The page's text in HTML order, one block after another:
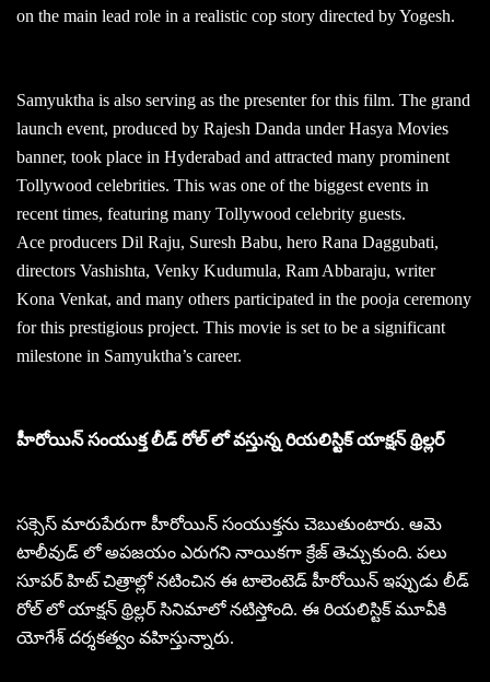
on the main lead role in a realistic cop story directed by Yogesh.
Samyuktha is also serving as the presenter for this film. The grand
launch event, produced by Rajesh Danda under Hasya Movies
banner, took place in Hyderabad and attracted many prominent
Tollywood celebrities. This was one of the biggest events in
recent times, featuring many Tollywood celebrity guests.
Ace producers Dil Raju, Suresh Babu, hero Rana Daggubati,
directors Vashishta, Venky Kudumula, Ram Abbaraju, writer
Kona Venkat, and many others participated in the pooja ceremony
for this prestigious project. This movie is set to be a significant
milestone in Samyuktha’s career.
హీరోయిన్ సంయుక్త లీడ్ రోల్ లో వస్తున్న రియలిస్టిక్ యాక్షన్ థ్రిల్లర్
సక్సెస్ మారుపేరుగా హీరోయిన్ సంయుక్తను చెబుతుంటారు. ఆమె
టాలీవుడ్ లో అపజయం ఎరుగని నాయికగా క్రేజ్ తెచ్చుకుంది. పలు
సూపర్ హిట్ చిత్రాల్లో నటించిన ఈ టాలెంటెడ్ హీరోయిన్ ఇప్పుడు లీడ్
రోల్ లో యాక్షన్ థ్రిల్లర్ సినిమాలో నటిస్తోంది. ఈ రియలిస్టిక్ మూవీకి
యోగేశ్ దర్శకత్వం వహిస్తున్నారు.